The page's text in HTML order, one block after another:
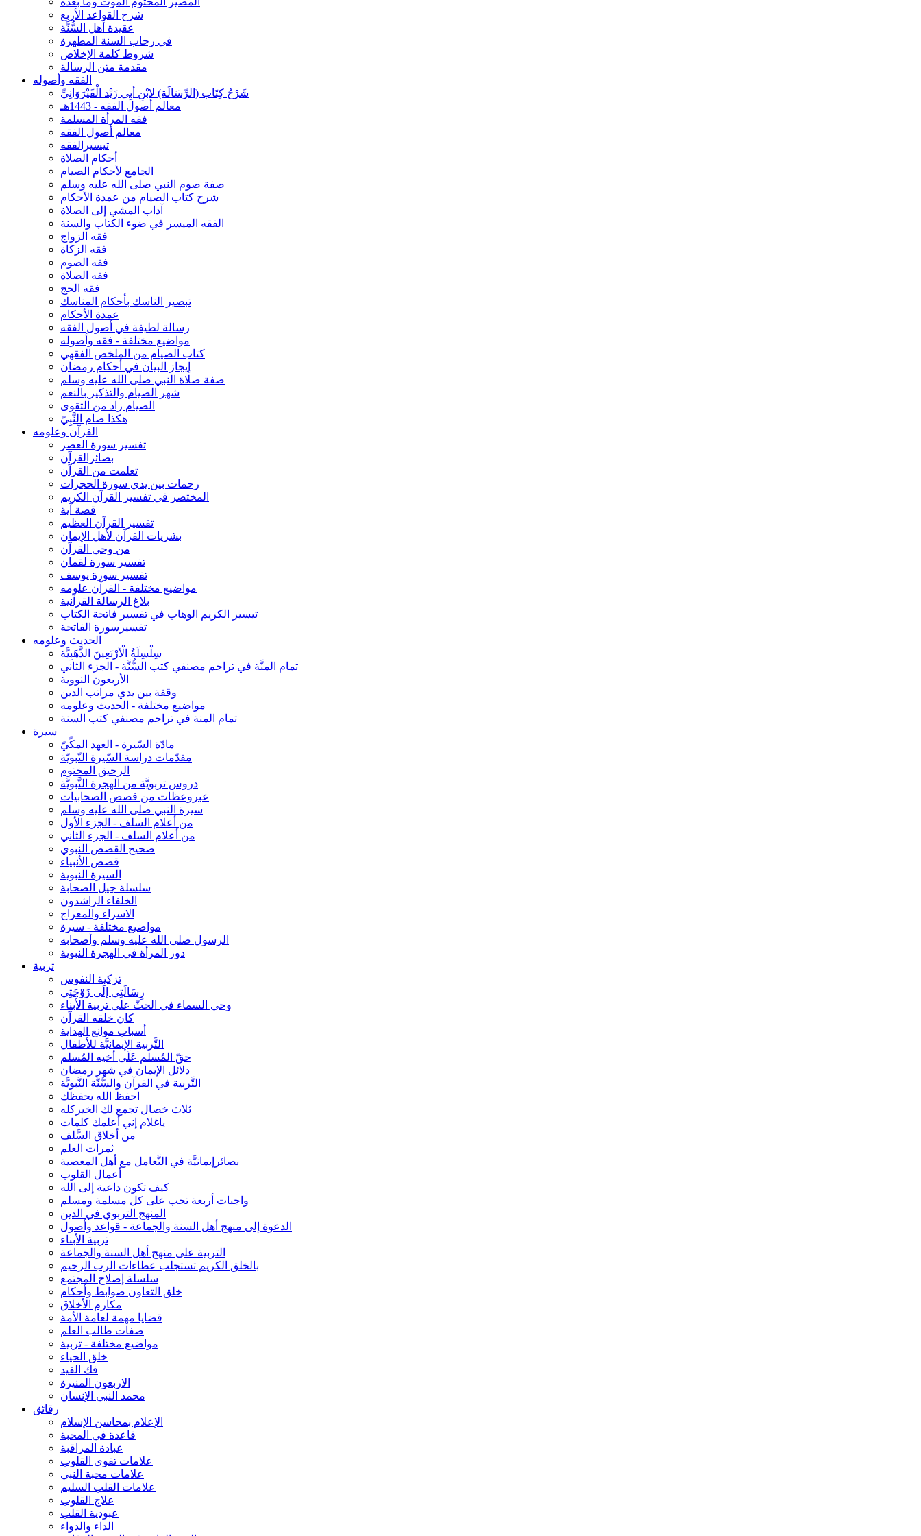
شرح القواعد الأربع
عقيدة أهل السُّنَّة
في رحاب السنة المطهرة
شروط كلمة الإخلاص
مقدمة متن الرسالة
الفقه وأصوله
شَرْحُ كِتَاب (الرِّسَالَة) لابْنِ أبِي زَيْد الْقَيْرَوَانِيِّ
معالم أصول الفقه - 1443هـ
فقه المرأة المسلمة
معالم أصول الفقه
تيسيرالفقه
أحكام الصلاة
الجامع لأحكام الصيام
صفة صوم النبي صلى الله عليه وسلم
شرح كتاب الصيام من عمدة الأحكام
آداب المشي إلى الصلاة
الفقه الميسر في ضوء الكتاب والسنة
فقه الزواج
فقه الزكاة
فقه الصوم
فقه الصلاة
فقه الحج
تبصير الناسك بأحكام المناسك
عمدة الأحكام
رسالة لطيفة في أصول الفقه
مواضيع مختلفة - فقه وأصوله
كتاب الصيام من الملخص الفقهي
إيجاز البيان في أحكام رمضان
صفة صلاة النبي صلى الله عليه وسلم
شهر الصيام والتذكير بالنعم
الصيام زاد من التقوى
هكذا صام النَّبِيّ
القرآن وعلومه
تفسير سورة العصر
بصائرالقرآن
تعلمت من القرآن
رحمات بين يدي سورة الحجرات
المختصر في تفسير القرآن الكريم
قصة آية
تفسير القرآن العظيم
بشريات القرآن لأهل الإيمان
من وحي القرآن
تفسير سورة لقمان
تفسير سورة يوسف
مواضيع مختلفة - القرآن علومه
بلاغ الرسالة القرآنية
تيسير الكريم الوهاب في تفسير فاتحة الكتاب
تفسيرسورة الفاتحة
الحديث وعلومه
سِلْسِلَةُ الْأرْبَعِينَ الذَّهَبِيَّة
تمام المنَّة في تراجم مصنفي كتب السُّنَّة - الجزء الثاني
الأربعون النووية
وقفة بين يدي مراتب الدين
مواضيع مختلفة - الحديث وعلومه
تمام المنة في تراجم مصنفي كتب السنة
سيرة
مادّة السّيرة - العهد المكّيّ
مقدّمات دراسة السّيرة النّبويّة
الرحيق المختوم
دروس تربويَّة من الهجرة النَّبويَّة
عبروعظات من قصص الصحابيات
سيرة النبي صلى الله عليه وسلم
من أعلام السلف - الجزء الأول
من أعلام السلف - الجزء الثاني
صحيح القصص النبوي
قصص الأنبياء
السيرة النبوية
سلسلة جيل الصحابة
الخلفاء الراشدون
الاسراء والمعراج
مواضيع مختلفة - سيرة
الرسول صلى الله عليه وسلم وأصحابه
دور المرأة في الهجرة النبوية
تربية
تزكية النفوس
رِسَالَتِي إلَى زَوْجَتِي
وحي السماء في الحثّ على تربية الأبناء
كان خلقه القرآن
أسباب موانع الهداية
التَّربية الإيمانيَّة للأطفال
حقّ المُسلم عَلَى أخيه المُسلم
دلائل الإيمان في شهر رمضان
التَّربية في القرآن والسُّنَّة النَّبويَّة
احفظ الله يحفظك
ثلاث خصال تجمع لك الخيركله
ياغلام إني أعلمك كلمات
من أخلاق السَّلف
ثمرات العلم
بصائرإيمانيَّة في التَّعامل مع أهل المعصية
أعمال القلوب
كيف تكون داعية إلى الله
واجبات أربعة تجب على كل مسلمة ومسلم
المنهج التربوي في الدين
الدعوة إلى منهج أهل السنة والجماعة - قواعد وأصول
تربية الأبناء
التربية على منهج أهل السنة والجماعة
بالخلق الكريم تستجلب عطاءات الرب الرحيم
سلسلة إصلاح المجتمع
خلق التعاون ضوابط وأحكام
مكارم الأخلاق
قضايا مهمة لعامة الأمة
صفات طالب العلم
مواضيع مختلفة - تربية
خلق الحياء
فك القيد
الاربعون المنيرة
محمد النبي الإنسان
رقائق
الإعلام بمحاسن الإسلام
قاعدة في المحبة
عبادة المراقبة
علامات تقوى القلوب
علامات محبة النبي
علامات القلب السليم
علاج القلوب
عبودية القلب
الداء والدواء